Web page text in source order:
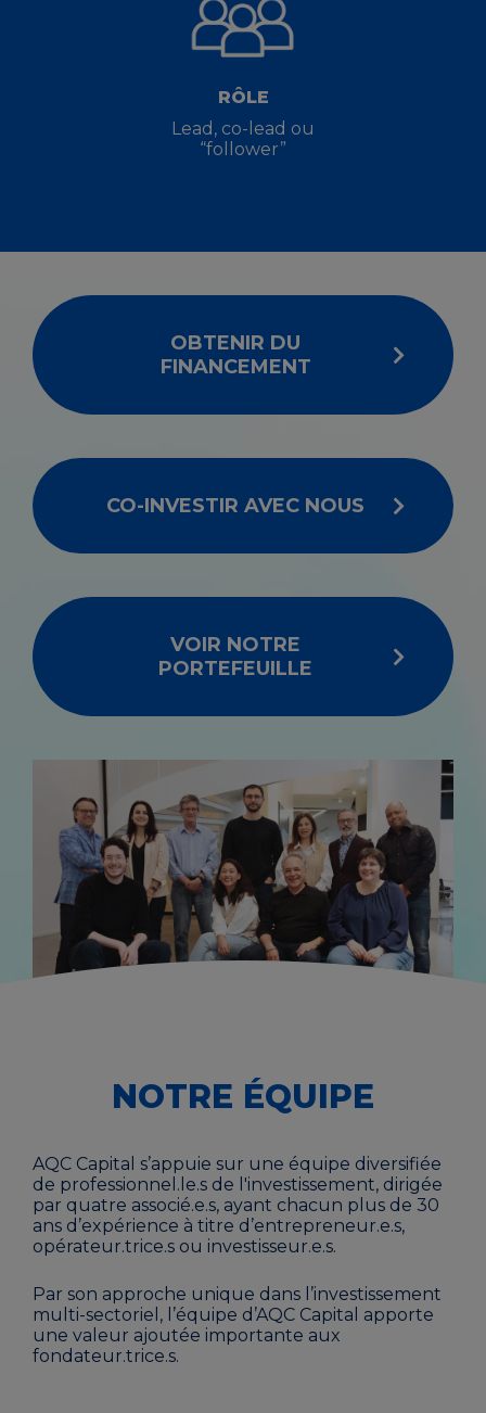
RÔLE
Lead, co-lead ou
“follower”
OBTENIR DU
FINANCEMENT
CO-INVESTIR AVEC NOUS
VOIR NOTRE
PORTEFEUILLE
NOTRE ÉQUIPE
AQC Capital s’appuie sur une équipe diversifiée
de professionnel.le.s de l'investissement, dirigée
par quatre associé.e.s, ayant chacun plus de 30
ans d’expérience à titre d’entrepreneur.e.s,
opérateur.trice.s ou investisseur.e.s.
Par son approche unique dans l’investissement
multi-sectoriel, l’équipe d’AQC Capital apporte
une valeur ajoutée importante aux
fondateur.trice.s.